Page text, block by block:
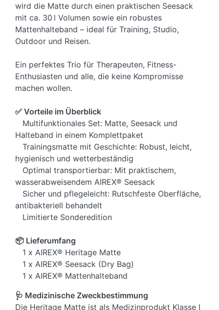
wird die Matte durch einen praktischen Seesack
mit ca. 30 l Volumen sowie ein robustes
Mattenhalteband – ideal für Training, Studio,
Outdoor und Reisen.
Ein perfektes Trio für Therapeuten, Fitness-
Enthusiasten und alle, die keine Kompromisse
machen wollen.
✅ Vorteile im Überblick
Multifunktionales Set: Matte, Seesack und
Halteband in einem Komplettpaket
Trainingsmatte mit Geschichte: Robust, leicht,
hygienisch und wetterbeständig
Optimal transportierbar: Mit praktischem,
wasserabweisendem AIREX® Seesack
Sicher und pflegeleicht: Rutschfeste Oberfläche,
antibakteriell behandelt
Limitierte Sonderedition
📦 Lieferumfang
1 x AIREX® Heritage Matte
1 x AIREX® Seesack (Dry Bag)
1 x AIREX® Mattenhalteband
🩺 Medizinische Zweckbestimmung
Die Heritage Matte ist als Medizinprodukt Klasse I